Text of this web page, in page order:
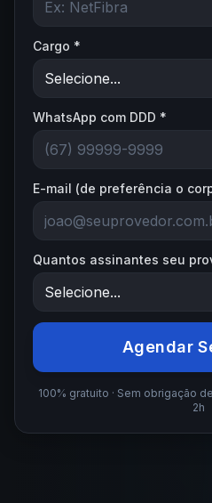
Cargo *
WhatsApp com DDD *
E-mail (de preferência o
Quantos assinantes seu
Agendar
100% gratuito · Sem obrigação
2h